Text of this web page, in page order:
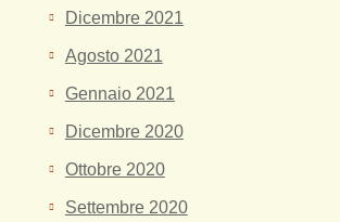
Dicembre 2021
Agosto 2021
Gennaio 2021
Dicembre 2020
Ottobre 2020
Settembre 2020